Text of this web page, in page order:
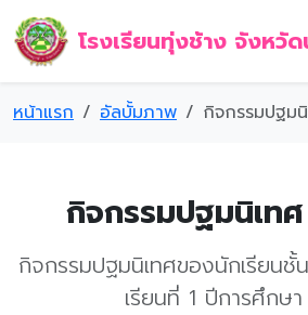
โรงเรียนทุ่งช้าง จังหวัด
หน้าแรก อัลบั้มภาพ กิจกรรมปฐม
กิจกรรมปฐมนิเท
กิจกรรมปฐมนิเทศของนักเรียนชั้
เรียนที่ 1 ปีการศึกษ